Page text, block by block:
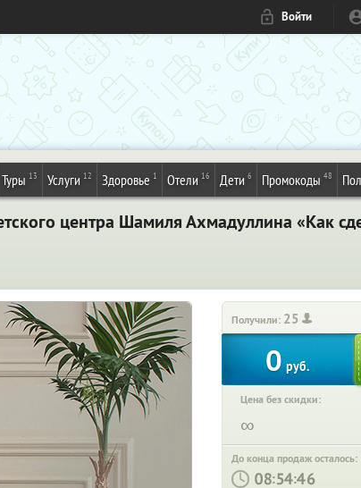
Войти
Туры 13 Услуги 12 Здоровье 1 Отели 16 Дети 6 Промокоды 48
центра Шамиля Ахмадуллина «Как
Получили: 25
0 руб.
Цена без скидки:
∞
До конца продаж осталось:
: :